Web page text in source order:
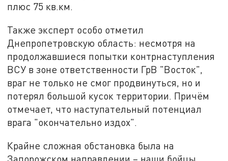
плюс 75 кв.км.
Также эксперт особо отметил
Днепропетровскую область: несмотря на
продолжавшиеся попытки контрнаступления
ВСУ в зоне ответственности ГрВ "Восток",
враг не только не смог продвинуться, но и
потерял большой кусок территории. Причём
отмечает, что наступательный потенциал
врага "окончательно издох".
Крайне сложная обстановка была на
Запорожском направлении – наши бойцы